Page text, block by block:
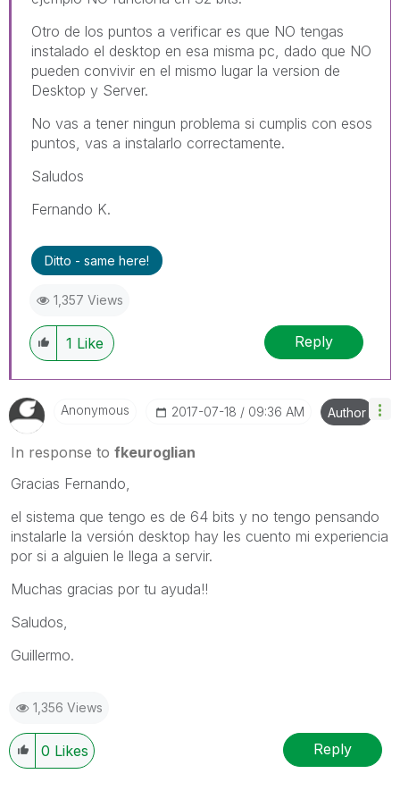
Otro de los puntos a verificar es que NO tengas
instalado el desktop en esa misma pc, dado que NO
pueden convivir en el mismo lugar la version de
Desktop y Server.
No vas a tener ningun problema si cumplis con esos
puntos, vas a instalarlo correctamente.
Saludos
Fernando K.
Ditto - same here!
1,357 Views
1 Like Reply
Anonymous ‎2017-07-18 09:36 AM Author
In response to fkeuroglian
Gracias Fernando,
el sistema que tengo es de 64 bits y no tengo pensando
instalarle la versión desktop hay les cuento mi experiencia
por si a alguien le llega a servir.
Muchas gracias por tu ayuda!!
Saludos,
Guillermo.
1,356 Views
0 Likes Reply